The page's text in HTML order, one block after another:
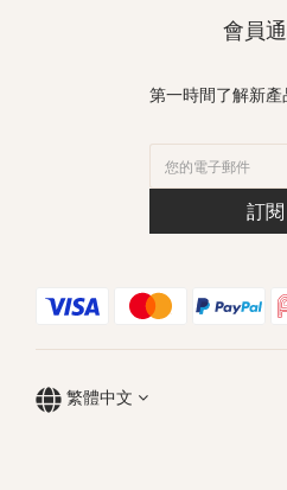
會員
第一時間了解新
訂閱
繁體中文